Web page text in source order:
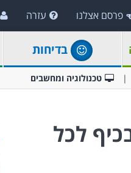
פרסם אצלנו עזרה
בדיחות
טכנולוגיה ומחשבים
לכל